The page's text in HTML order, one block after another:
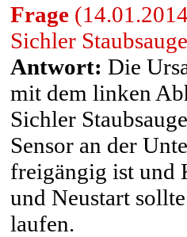
Frage
Sichler
Antwort: Die
mit dem linken
Sichler
Sensor an der
freigängig ist und
und Neustart
laufen.